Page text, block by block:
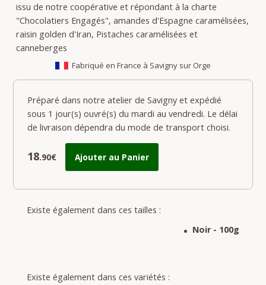
issu de notre coopérative et répondant à la charte
"Chocolatiers Engagés", amandes d'Espagne caramélisées,
raisin golden d'Iran, Pistaches caramélisées et
canneberges
Fabriqué en France à Savigny sur Orge
Préparé dans notre atelier de Savigny et expédié
sous 1 jour(s) ouvré(s) du mardi au vendredi. Le délai
de livraison dépendra du mode de transport choisi.
18.90€ Ajouter au Panier
Existe également dans ces tailles :
Noir - 100g
Existe également dans ces variétés :